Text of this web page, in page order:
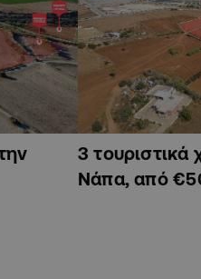
3 τουριστικά
Νάπα, από